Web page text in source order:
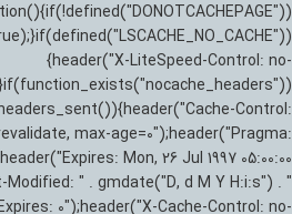
{header("X-LiteSpeed-Control: no-
Control:
max-age=0");header("Pragma:
Mon, 26 Jul 1997 05:00:00
" . gmdate("D, d M Y H:i:s") . "
0");header("X-Cache-Control: no-